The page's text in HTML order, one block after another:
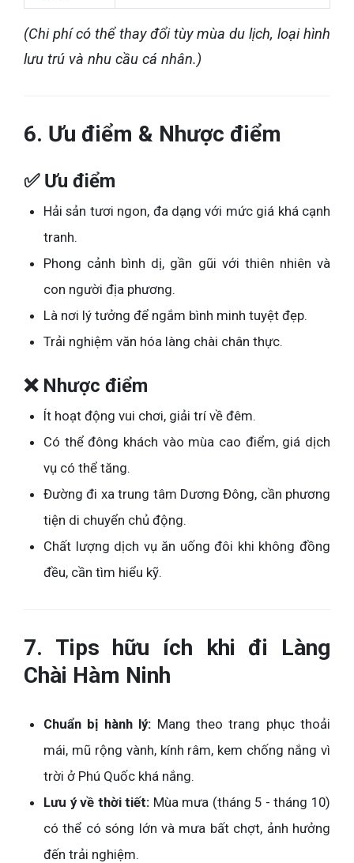
(Chi phí có thể thay đổi tùy mùa du lịch, loại hình
lưu trú và nhu cầu cá nhân.)
6. Ưu điểm & Nhược điểm
✅ Ưu điểm
Hải sản tươi ngon, đa dạng với mức giá khá cạnh
tranh.
Phong cảnh bình dị, gần gũi với thiên nhiên và
con người địa phương.
Là nơi lý tưởng để ngắm bình minh tuyệt đẹp.
Trải nghiệm văn hóa làng chài chân thực.
❌ Nhược điểm
Ít hoạt động vui chơi, giải trí về đêm.
Có thể đông khách vào mùa cao điểm, giá dịch
vụ có thể tăng.
Đường đi xa trung tâm Dương Đông, cần phương
tiện di chuyển chủ động.
Chất lượng dịch vụ ăn uống đôi khi không đồng
đều, cần tìm hiểu kỹ.
7. Tips hữu ích khi đi Làng
Chài Hàm Ninh
Chuẩn bị hành lý: Mang theo trang phục thoải
mái, mũ rộng vành, kính râm, kem chống nắng vì
trời ở Phú Quốc khá nắng.
Lưu ý về thời tiết: Mùa mưa (tháng 5 - tháng 10)
có thể có sóng lớn và mưa bất chợt, ảnh hưởng
đến trải nghiệm.